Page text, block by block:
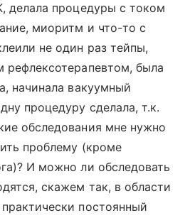
делала процедуры с током
миоритм и что-то с
не один раз тейпы,
рефлексотерапевтом, была
начинала вакуумный
процедуру сделала, т.к.
обследования мне нужно
проблему (кроме
И можно ли обследовать
скажем так, в области
постоянный